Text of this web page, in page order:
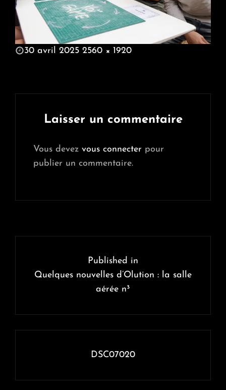
POSTED
30 avril 2025 2560 × 1920
Laisser un commentaire
Vous devez vous connecter pour
publier un commentaire.
l’article
Published in
Quelques nouvelles d’Olution : la salle
aérée n³
DSC07020